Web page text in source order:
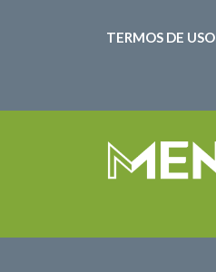
TERMOS DE USO